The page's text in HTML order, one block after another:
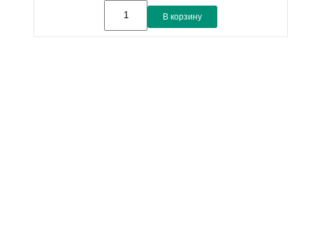
В корзину